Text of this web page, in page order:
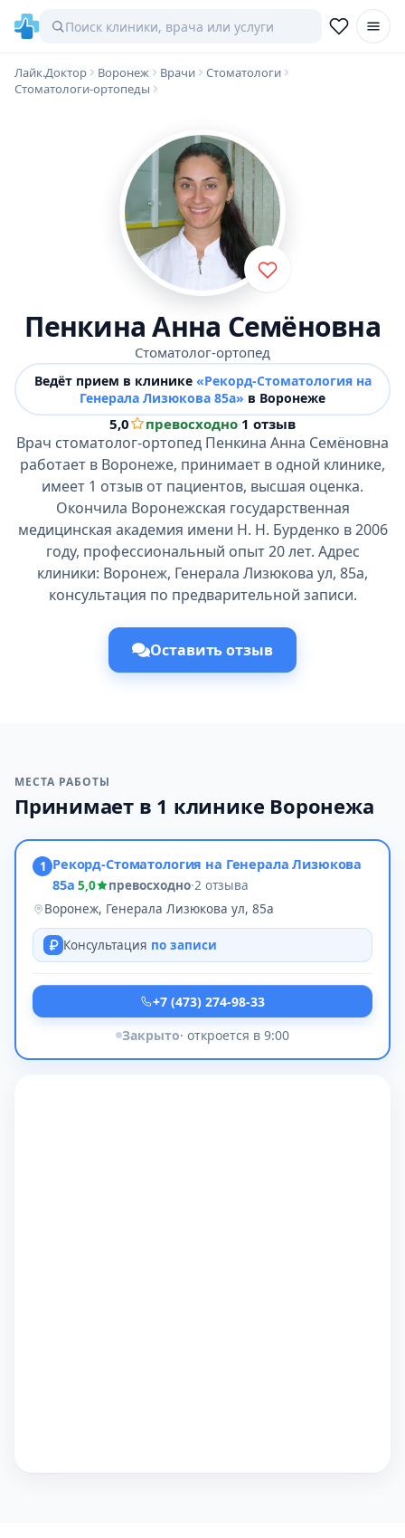
Лайк.Доктор Воронеж Врачи
Стоматологи
Стоматологи-ортопеды
Пенкина Анна Семёновна
Стоматолог-ортопед
Ведёт прием в клинике «Рекорд-Стоматология на
Генерала Лизюкова 85а» в Воронеже
5,0 превосходно·1 отзыв
Врач стоматолог-ортопед Пенкина Анна Семёновна
работает в Воронеже, принимает в одной клинике,
имеет 1 отзыв от пациентов, высшая оценка.
Окончила Воронежская государственная
медицинская академия имени Н. Н. Бурденко в 2006
году, профессиональный опыт 20 лет. Адрес
клиники: Воронеж, Генерала Лизюкова ул, 85а,
консультация по предварительной записи.
Оставить отзыв
МЕСТА РАБОТЫ
Принимает в 1 клинике Воронежа
1 Рекорд-Стоматология на Генерала Лизюкова
85а 5,0 превосходно·2 отзыва
Воронеж, Генерала Лизюкова ул, 85а
Консультация по записи
+7 (473) 274-98-33
Закрыто· откроется в 9:00